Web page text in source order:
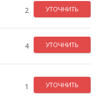
2 УТОЧНИТЬ
4 УТОЧНИТЬ
1 УТОЧНИТЬ